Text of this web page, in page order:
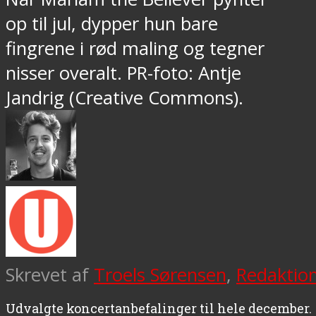
op til jul, dypper hun bare
fingrene i rød maling og tegner
nisser overalt. PR-foto: Antje
Jandrig (Creative Commons).
Skrevet af Troels Sørensen,
Udvalgte koncertanbefalinger til hele december.